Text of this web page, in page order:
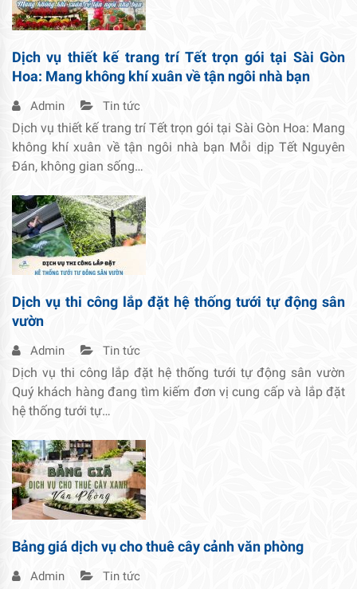
Dịch vụ thiết kế trang trí Tết trọn gói tại Sài Gòn
Hoa: Mang không khí xuân về tận ngôi nhà bạn
Admin Tin tức
Dịch vụ thiết kế trang trí Tết trọn gói tại Sài Gòn Hoa: Mang
không khí xuân về tận ngôi nhà bạn Mỗi dịp Tết Nguyên
Đán, không gian sống…
Dịch vụ thi công lắp đặt hệ thống tưới tự động sân
vườn
Admin Tin tức
Dịch vụ thi công lắp đặt hệ thống tưới tự động sân vườn
Quý khách hàng đang tìm kiếm đơn vị cung cấp và lắp đặt
hệ thống tưới tự…
Bảng giá dịch vụ cho thuê cây cảnh văn phòng
Admin Tin tức